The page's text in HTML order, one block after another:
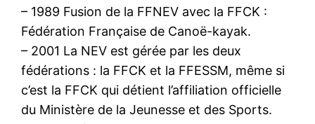
– 1989 Fusion de la FFNEV avec la FFCK :
Fédération Française de Canoë-kayak.
– 2001 La NEV est gérée par les deux
fédérations : la FFCK et la FFESSM, même si
c’est la FFCK qui détient l’affiliation officielle
du Ministère de la Jeunesse et des Sports.